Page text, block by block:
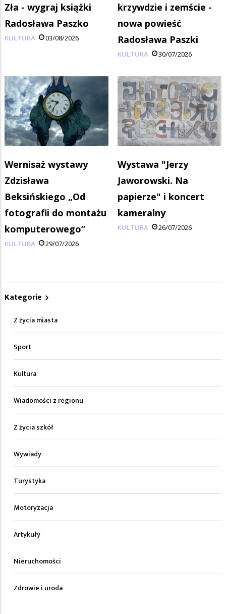
Zła - wygraj książki
Radosława Paszko
KULTURA 03/08/2026
krzywdzie i zemście -
nowa powieść
Radosława Paszki
KULTURA 30/07/2026
Wernisaż wystawy
Zdzisława
Beksińskiego „Od
fotografii do montażu
komputerowego”
KULTURA 29/07/2026
Wystawa "Jerzy
Jaworowski. Na
papierze" i koncert
kameralny
KULTURA 26/07/2026
Kategorie
Z życia miasta
Sport
Kultura
Wiadomości z regionu
Z życia szkół
Wywiady
Turystyka
Motoryzacja
Artykuły
Nieruchomości
Zdrowie i uroda